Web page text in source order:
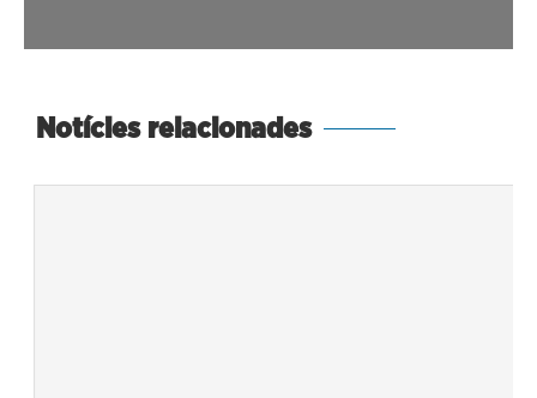
Notícies relacionades